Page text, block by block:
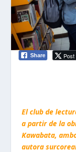
Share Post
El club de
a partir de la
Kawabata,
autora